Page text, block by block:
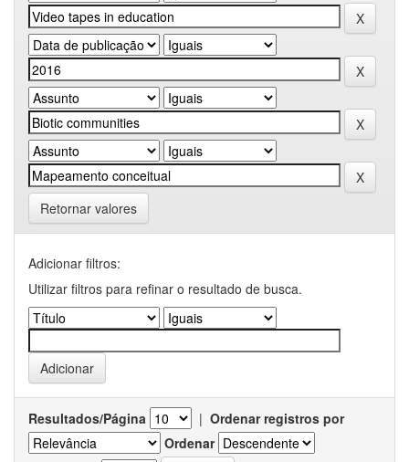
Retornar valores
Adicionar filtros:
Utilizar filtros para refinar o resultado de busca.
Resultados/Página | Ordenar registros por
Ordenar